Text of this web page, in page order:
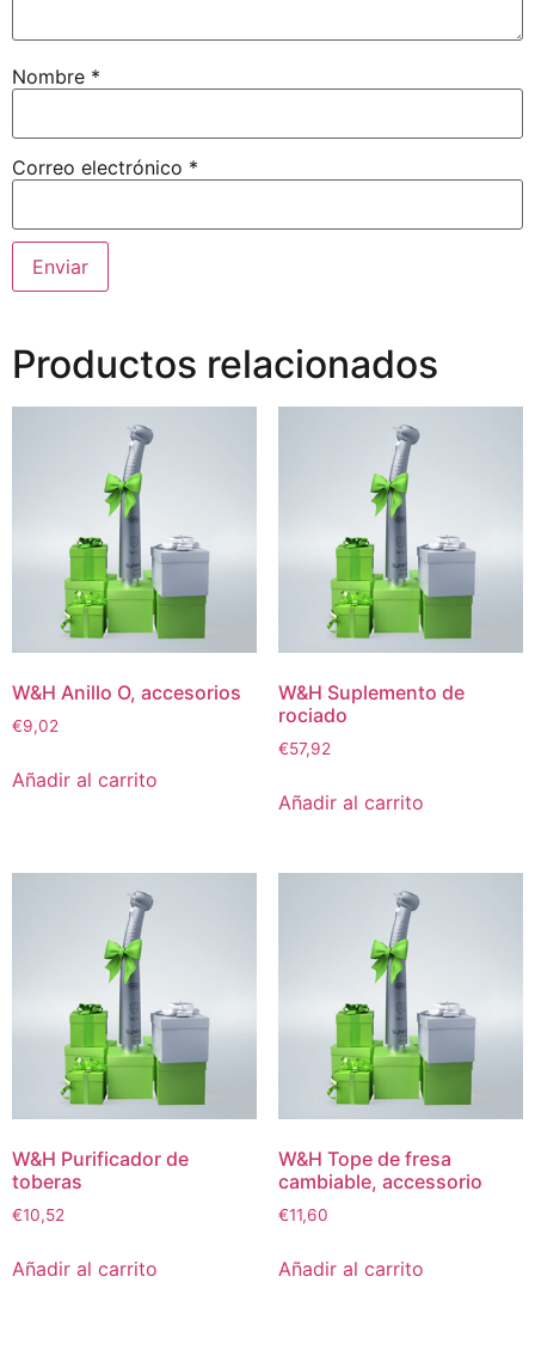
Nombre *
Correo electrónico *
Productos relacionados
W&H Anillo O, accesorios
€9,02
Añadir al carrito
W&H Suplemento de
rociado
€57,92
Añadir al carrito
W&H Purificador de
toberas
€10,52
Añadir al carrito
W&H Tope de fresa
cambiable, accessorio
€11,60
Añadir al carrito